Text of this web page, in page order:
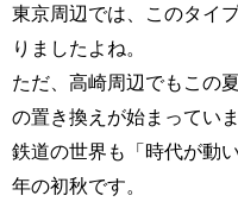
東京周辺では、このタイ
りましたよね。
ただ、高崎周辺でもこの
の置き換えが始まっていま
鉄道の世界も「時代が動
年の初秋です。